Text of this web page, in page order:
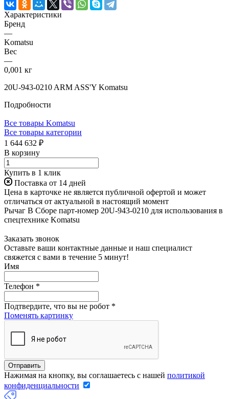
Характеристики
Бренд
—
Komatsu
Вес
—
0,001 кг
20U-943-0210 ARM ASS'Y Komatsu
Подробности
Все товары Komatsu
Все товары категории
1 644 632 ₽
В корзину
Купить в 1 клик
Поставка от 14 дней
Цена в карточке не является публичной офертой и может
отличаться от актуальной в настоящий момент
Рычаг В Сборе парт-номер 20U-943-0210 для использования в
спецтехнике Komatsu
Заказать звонок
Оставьте ваши контактные данные и наш специалист
свяжется с вами в течение 5 минут!
Имя
Телефон *
Подтвердите, что вы не робот *
Поменять картинку
Нажимая на кнопку, вы соглашаетесь с нашей политикой
конфиденциальности